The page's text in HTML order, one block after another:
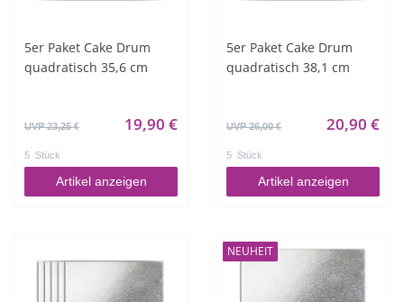
5er Paket Cake Drum
quadratisch 35,6 cm
UVP 23,25 € 19,90 €
5 Stück
Artikel anzeigen
5er Paket Cake Drum
quadratisch 38,1 cm
UVP 26,00 € 20,90 €
5 Stück
Artikel anzeigen
NEUHEIT